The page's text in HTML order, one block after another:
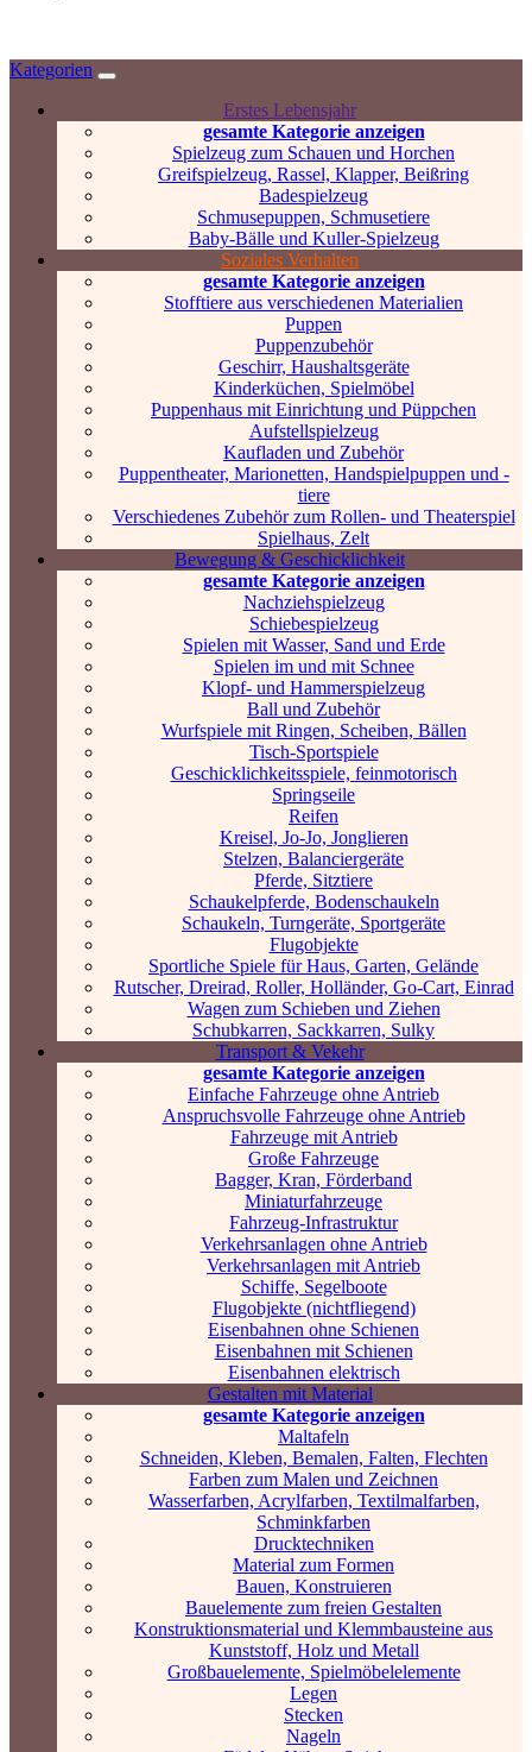
Kategorien
Erstes Lebensjahr
gesamte Kategorie anzeigen
Spielzeug zum Schauen und Horchen
Greifspielzeug, Rassel, Klapper, Beißring
Badespielzeug
Schmusepuppen, Schmusetiere
Baby-Bälle und Kuller-Spielzeug
Soziales Verhalten
gesamte Kategorie anzeigen
Stofftiere aus verschiedenen Materialien
Puppen
Puppenzubehör
Geschirr, Haushaltsgeräte
Kinderküchen, Spielmöbel
Puppenhaus mit Einrichtung und Püppchen
Aufstellspielzeug
Kaufladen und Zubehör
Puppentheater, Marionetten, Handspielpuppen und -
tiere
Verschiedenes Zubehör zum Rollen- und Theaterspiel
Spielhaus, Zelt
Bewegung & Geschicklichkeit
gesamte Kategorie anzeigen
Nachziehspielzeug
Schiebespielzeug
Spielen mit Wasser, Sand und Erde
Spielen im und mit Schnee
Klopf- und Hammerspielzeug
Ball und Zubehör
Wurfspiele mit Ringen, Scheiben, Bällen
Tisch-Sportspiele
Geschicklichkeitsspiele, feinmotorisch
Springseile
Reifen
Kreisel, Jo-Jo, Jonglieren
Stelzen, Balanciergeräte
Pferde, Sitztiere
Schaukelpferde, Bodenschaukeln
Schaukeln, Turngeräte, Sportgeräte
Flugobjekte
Sportliche Spiele für Haus, Garten, Gelände
Rutscher, Dreirad, Roller, Holländer, Go-Cart, Einrad
Wagen zum Schieben und Ziehen
Schubkarren, Sackkarren, Sulky
Transport & Vekehr
gesamte Kategorie anzeigen
Einfache Fahrzeuge ohne Antrieb
Anspruchsvolle Fahrzeuge ohne Antrieb
Fahrzeuge mit Antrieb
Große Fahrzeuge
Bagger, Kran, Förderband
Miniaturfahrzeuge
Fahrzeug-Infrastruktur
Verkehrsanlagen ohne Antrieb
Verkehrsanlagen mit Antrieb
Schiffe, Segelboote
Flugobjekte (nichtfliegend)
Eisenbahnen ohne Schienen
Eisenbahnen mit Schienen
Eisenbahnen elektrisch
Gestalten mit Material
gesamte Kategorie anzeigen
Maltafeln
Schneiden, Kleben, Bemalen, Falten, Flechten
Farben zum Malen und Zeichnen
Wasserfarben, Acrylfarben, Textilmalfarben,
Schminkfarben
Drucktechniken
Material zum Formen
Bauen, Konstruieren
Bauelemente zum freien Gestalten
Konstruktionsmaterial und Klemmbausteine aus
Kunststoff, Holz und Metall
Großbauelemente, Spielmöbelelemente
Legen
Stecken
Nageln